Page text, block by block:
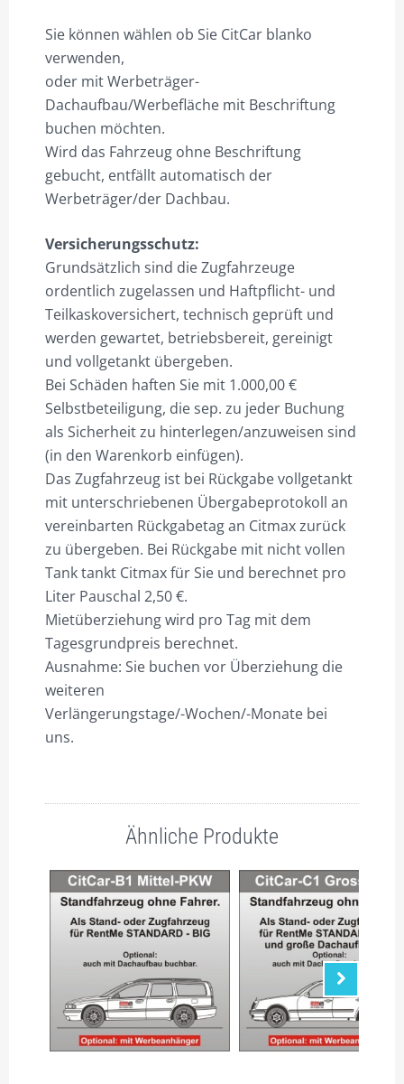
Sie können wählen ob Sie CitCar blanko
verwenden,
oder mit Werbeträger-
Dachaufbau/Werbefläche mit Beschriftung
buchen möchten.
Wird das Fahrzeug ohne Beschriftung
gebucht, entfällt automatisch der
Werbeträger/der Dachbau.
Versicherungsschutz:
Grundsätzlich sind die Zugfahrzeuge
ordentlich zugelassen und Haftpflicht- und
Teilkaskoversichert, technisch geprüft und
werden gewartet, betriebsbereit, gereinigt
und vollgetankt übergeben.
Bei Schäden haften Sie mit 1.000,00 €
Selbstbeteiligung, die sep. zu jeder Buchung
als Sicherheit zu hinterlegen/anzuweisen sind
(in den Warenkorb einfügen).
Das Zugfahrzeug ist bei Rückgabe vollgetankt
mit unterschriebenen Übergabeprotokoll an
vereinbarten Rückgabetag an Citmax zurück
zu übergeben. Bei Rückgabe mit nicht vollen
Tank tankt Citmax für Sie und berechnet pro
Liter Pauschal 2,50 €.
Mietüberziehung wird pro Tag mit dem
Tagesgrundpreis berechnet.
Ausnahme: Sie buchen vor Überziehung die
weiteren
Verlängerungstage/-Wochen/-Monate bei
uns.
Ähnliche Produkte
Nächste